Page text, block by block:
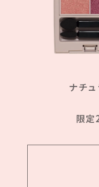
ナチ
限定